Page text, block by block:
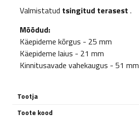
Valmistatud tsingitud terasest .
Mõõdud:
Käepideme kõrgus - 25 mm
Käepideme laius - 21 mm
Kinnitusavade vahekaugus - 51 mm
Tootja
Toote kood